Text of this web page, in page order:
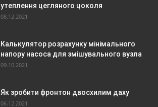
утеплення цегляного цоколя
08.12.2021
Калькулятор розрахунку мінімального
напору насоса для змішувального вузла
09.10.2021
Як зробити фронтон двосхилим даху
06.12.2021